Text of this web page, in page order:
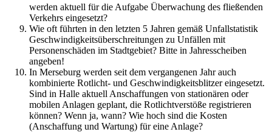
werden aktuell für die Aufgabe Überwachung des fließenden
Verkehrs eingesetzt?
Wie oft führten in den letzten 5 Jahren gemäß Unfallstatistik
Geschwindigkeitsüberschreitungen zu Unfällen mit
Personenschäden im Stadtgebiet? Bitte in Jahresscheiben
angeben!
In Merseburg werden seit dem vergangenen Jahr auch
kombinierte Rotlicht- und Geschwindigkeitsblitzer eingesetzt.
Sind in Halle aktuell Anschaffungen von stationären oder
mobilen Anlagen geplant, die Rotlichtverstöße registrieren
können? Wenn ja, wann? Wie hoch sind die Kosten
(Anschaffung und Wartung) für eine Anlage?